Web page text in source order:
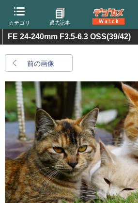
カテゴリ 過去記事
FE 24-240mm F3.5-6.3 OSS(39/42)
前の画像